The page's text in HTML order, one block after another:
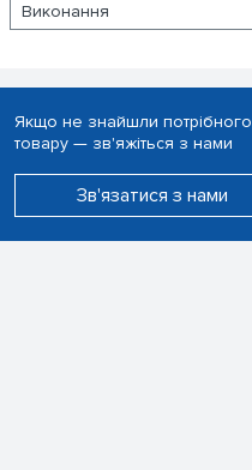
Якщо не знайшли потрібного
товару — зв'яжіться з нами
Зв'язатися з нами